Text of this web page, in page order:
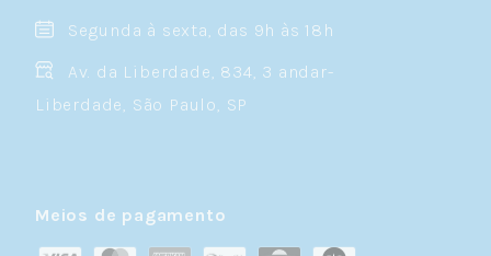
Segunda à sexta, das 9h às 18h
Av. da Liberdade, 834, 3 andar-
Liberdade, São Paulo, SP
Meios de pagamento